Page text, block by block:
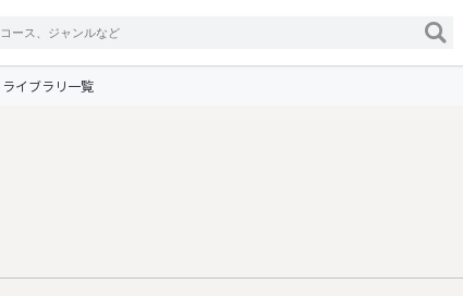
ライブラリ一覧